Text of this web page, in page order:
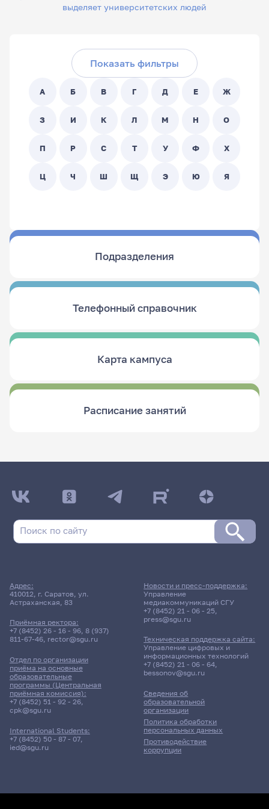
выделяет университетских людей
Показать фильтры
Поиск по ФИО сотрудника:
А Б В Г Д Е Ж
З И К Л М Н О
П Р С Т У Ф Х
Ц Ч Ш Щ Э Ю Я
Подразделения
Телефонный справочник
Карта кампуса
Расписание занятий
Адрес:
410012, г. Саратов, ул.
Астраханская, 83
Приёмная ректора:
+7 (8452) 26 - 16 - 96, 8 (937)
811-67-46, rector@sgu.ru
Отдел по организации
приёма на основные
образовательные
программы (Центральная
приёмная комиссия):
+7 (8452) 51 - 92 - 26,
cpk@sgu.ru
International Students:
+7 (8452) 50 - 87 - 07,
ied@sgu.ru
Сведения об
образовательной
организации
Политика обработки
персональных данных
Противодействие
коррупции
Новости и пресс-поддержка:
Управление
медиакоммуникаций СГУ
+7 (8452) 21 - 06 - 25,
press@sgu.ru
Техническая поддержка сайта:
Управление цифровых и
информационных технологий
+7 (8452) 21 - 06 - 64,
bessonov@sgu.ru